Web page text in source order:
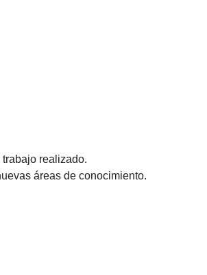
realizado.
áreas de conocimiento.